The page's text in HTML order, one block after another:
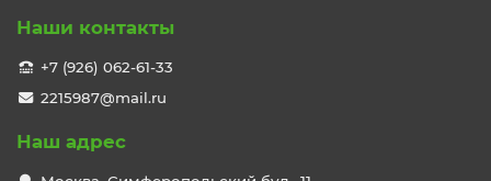
Наши контакты
+7 (926) 062-61-33
2215987@mail.ru
Наш адрес